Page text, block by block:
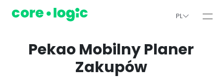
PL
Pekao Mobilny Planer
Zakupów